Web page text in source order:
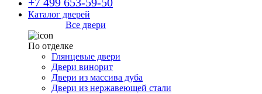
Каталог дверей
Все двери
По отделке
Глянцевые двери
Двери винорит
Двери из массива дуба
Двери из нержавеющей стали